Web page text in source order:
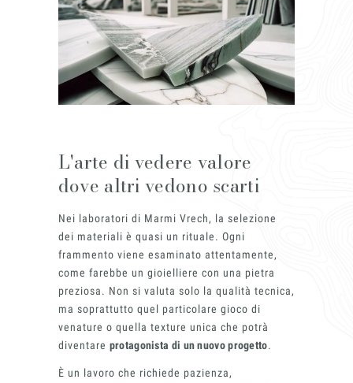
Magazine
Chi siamo
L'arte di vedere valore
dove altri vedono scarti
Nei laboratori di Marmi Vrech, la selezione
dei materiali è quasi un rituale. Ogni
frammento viene esaminato attentamente,
come farebbe un gioielliere con una pietra
preziosa. Non si valuta solo la qualità tecnica,
ma soprattutto quel particolare gioco di
venature o quella texture unica che potrà
diventare protagonista di un nuovo progetto.
È un lavoro che richiede pazienza,